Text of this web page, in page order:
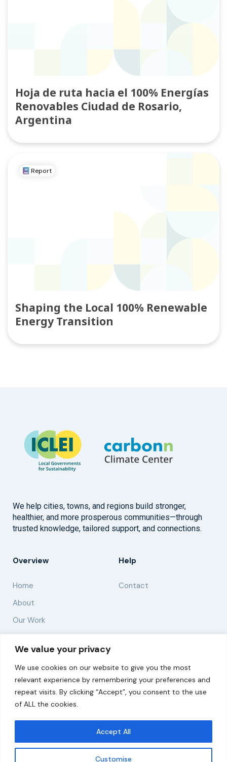
We value your privacy
We use cookies on our website to give you the most
relevant experience by remembering your preferences and
repeat visits. By clicking “Accept”, you consent to the use
of ALL the cookies.
Customise
Accept All
Hoja de ruta hacia el 100% Energías
Renovables Ciudad de Rosario,
Argentina
Report
Shaping the Local 100% Renewable
Energy Transition
We help cities, towns, and regions build stronger,
healthier, and more prosperous communities—through
trusted knowledge, tailored support, and connections.
Overview
Home
About
Our Work
Help
Contact
Solutions
Resources
News and Updates
© 2026 carbonn Climate Center / ICLEI - Local
Governments for Sustainability